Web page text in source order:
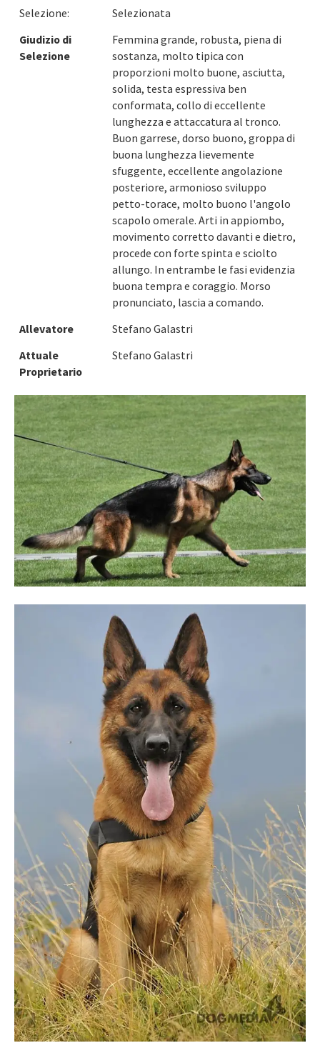
Selezione:
Selezionata
Giudizio di
Selezione
Femmina grande, robusta, piena di
sostanza, molto tipica con
proporzioni molto buone, asciutta,
solida, testa espressiva ben
conformata, collo di eccellente
lunghezza e attaccatura al tronco.
Buon garrese, dorso buono, groppa di
buona lunghezza lievemente
sfuggente, eccellente angolazione
posteriore, armonioso sviluppo
petto-torace, molto buono l'angolo
scapolo omerale. Arti in appiombo,
movimento corretto davanti e dietro,
procede con forte spinta e sciolto
allungo. In entrambe le fasi evidenzia
buona tempra e coraggio. Morso
pronunciato, lascia a comando.
Allevatore
Stefano Galastri
Attuale
Proprietario
Stefano Galastri